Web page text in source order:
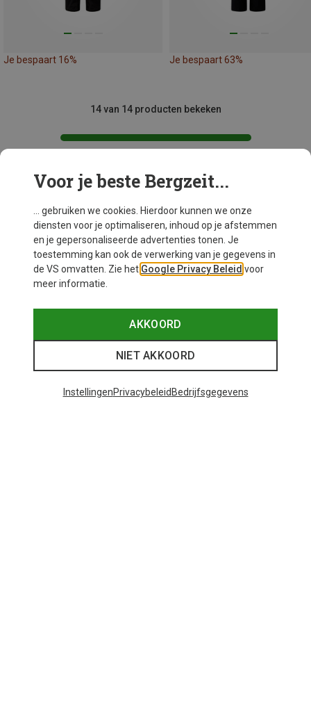
Je bespaart 16% Je bespaart 63%
14 van 14 producten bekeken
Mogelijk interessant voor je
Voor je beste Bergzeit...
... gebruiken we cookies. Hierdoor kunnen we onze
diensten voor je optimaliseren, inhoud op je afstemmen
en je gepersonaliseerde advertenties tonen. Je
toestemming kan ook de verwerking van je gegevens in
de VS omvatten. Zie het Google Privacy Beleid voor
meer informatie.
AKKOORD
NIET AKKOORD
InstellingenPrivacybeleid Bedrijfsgegevens